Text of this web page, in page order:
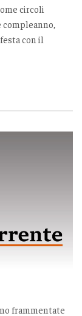
circoli
con il
frammentate